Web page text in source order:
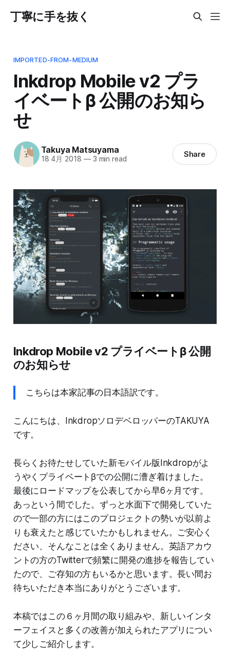
丁寧に手を抜く
IMPORTED-FROM-MEDIUM
Inkdrop Mobile v2 プラ
イベートβ 公開のお知ら
せ
Takuya Matsuyama
18 4月 2018 —3 min read Share
Inkdrop Mobile v2 プライベートβ 公開
のお知らせ
こちらは本家記事の日本語訳です。
こんにちは、InkdropソロデベロッパーのTAKUYA
です。
長らくお待たせしていた新モバイル版Inkdropがよ
うやくプライベートβでの公開に漕ぎ着けました。
最後にロードマップを公表してから早6ヶ月です。
あっという間でした。ずっと水面下で開発していた
ので一部の方にはこのプロジェクトの勢いが以前よ
りも衰えたと感じていたかもしれません。ご安心く
ださい、そんなことは全くありません。英語アカウ
ントの方のTwitterで頻繁に開発の進捗を報告してい
たので、ご存知の方もいるかと思います。長い間お
待ちいただき本当にありがとうございます。
本稿ではこの６ヶ月間の取り組みや、新しいインタ
ーフェイスと多くの改善が加えられたアプリについ
て少しご紹介します。